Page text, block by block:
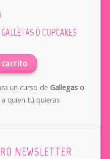
O CUPCAKES
carrito
un curso de Gallegas o
quien tú quieras
NEWSLETTER